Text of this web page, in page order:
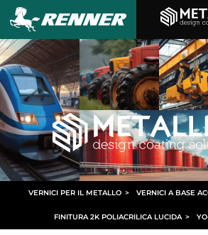
VERNICI PER IL METALLO > VERNICI A BASE
FINITURA 2K POLIACRILICA LUCIDA > YO